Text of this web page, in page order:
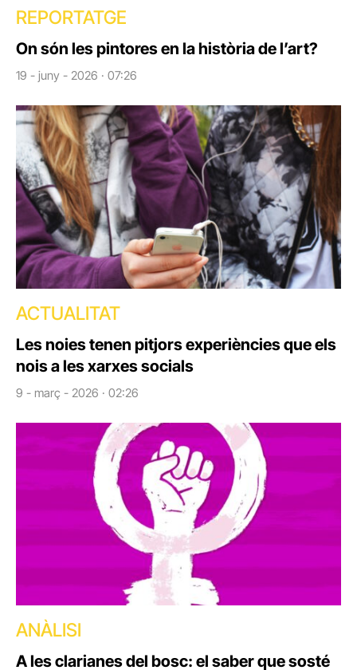
REPORTATGE
On són les pintores en la història de l’art?
19 - juny - 2026 · 07:26
ACTUALITAT
Les noies tenen pitjors experiències que els
nois a les xarxes socials
9 - març - 2026 · 02:26
ANÀLISI
A les clarianes del bosc: el saber que sosté